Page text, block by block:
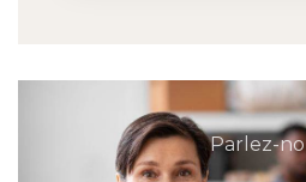
Parlez-